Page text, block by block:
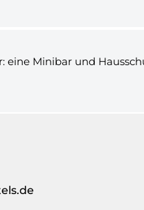
eine Minibar und